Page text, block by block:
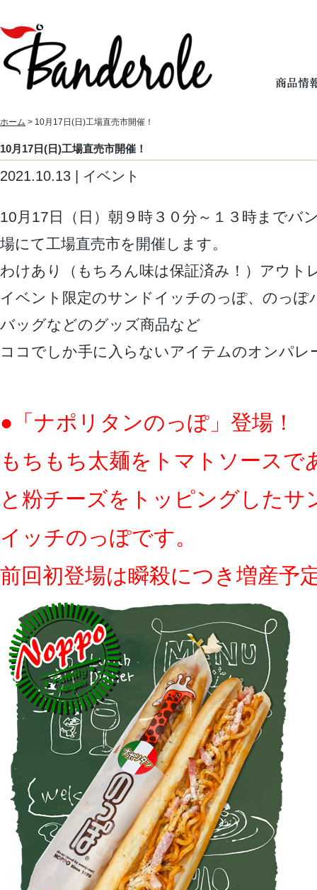
ホーム > 10月17日(日)工場直売市開催！
10月17日(日)工場直売市開催！
2021.10.13 | イベント
10月17日（日）朝９時３０分～１３時までバ
場にて工場直売市を開催します。
わけあり（もちろん味は保証済み！）アウト
イベント限定のサンドイッチのっぽ、のっぽ
バッグなどのグッズ商品など
ココでしか手に入らないアイテムのオンパレ
●「ナポリタンのっぽ」登場！
もちもち太麺をトマトソースで
と粉チーズをトッピングしたサ
イッチのっぽです。
前回初登場は瞬殺につき増産予